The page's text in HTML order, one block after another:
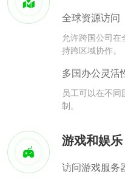
全球资源访问
允许跨国公司
持跨区域协作。
多国办公灵活
员工可以在不
制。
游戏和娱乐
访问游戏服务